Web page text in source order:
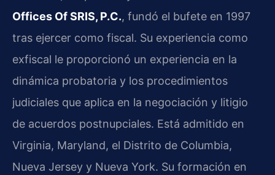
Offices Of SRIS, P.C., fundó el bufete en 1997
tras ejercer como fiscal. Su experiencia como
exfiscal le proporcionó un experiencia en la
dinámica probatoria y los procedimientos
judiciales que aplica en la negociación y litigio
de acuerdos postnupciales. Está admitido en
Virginia, Maryland, el Distrito de Columbia,
Nueva Jersey y Nueva York. Su formación en